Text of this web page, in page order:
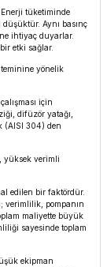
tüketiminde
düşüktür. Aynı basınç
ihtiyaç duyarlar.
etki sağlar.
yönelik
için
difüzör yatağı,
(AISI 304) den
yüksek verimli
edilen bir faktördür.
verimlilik, pompanın
maliyette büyük
sayesinde toplam
ekipman